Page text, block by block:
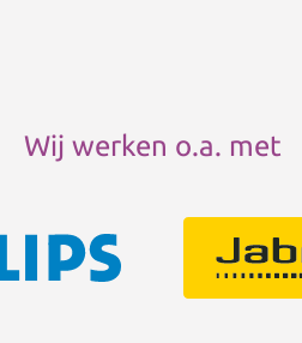
Wij werken o.a. met